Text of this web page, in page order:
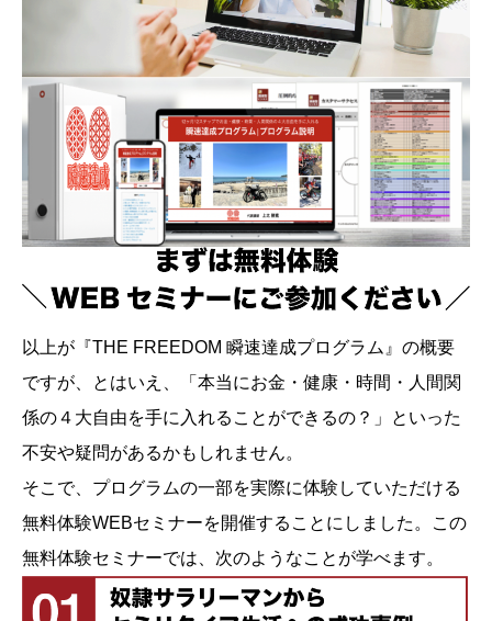
以上が『THE FREEDOM 瞬速達成プログラム』の概要
ですが、とはいえ、「本当にお金・健康・時間・人間関
係の４大自由を手に入れることができるの？」といった
不安や疑問があるかもしれません。
そこで、プログラムの一部を実際に体験していただける
無料体験WEBセミナーを開催することにしました。この
無料体験セミナーでは、次のようなことが学べます。